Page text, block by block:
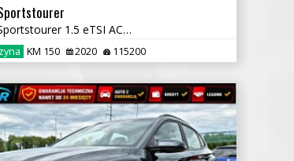
Seat Leon Sportstourer 1.5 eTSI ACT OPF DSG FR Plus
KM 150 2020 115200